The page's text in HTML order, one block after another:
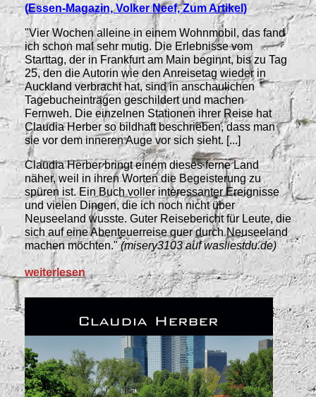
(Essen-Magazin, Volker Neef, Zum Artikel)
"Vier Wochen alleine in einem Wohnmobil, das fand
ich schon mal sehr mutig. Die Erlebnisse vom
Starttag, der in Frankfurt am Main beginnt, bis zu Tag
25, den die Autorin wie den Anreisetag wieder in
Auckland verbracht hat, sind in anschaulichen
Tagebucheinträgen geschildert und machen
Fernweh. Die einzelnen Stationen ihrer Reise hat
Claudia Herber so bildhaft beschrieben, dass man
sie vor dem inneren Auge vor sich sieht. [...]
Claudia Herber bringt einem dieses ferne Land
näher, weil in ihren Worten die Begeisterung zu
spüren ist. Ein Buch voller interessanter Ereignisse
und vielen Dingen, die ich noch nicht über
Neuseeland wusste. Guter Reisebericht für Leute, die
sich auf eine Abenteuerreise quer durch Neuseeland
machen möchten."(misery3103 auf wasliestdu.de)
weiterlesen